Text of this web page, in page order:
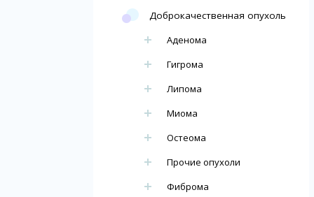
Доброкачественная опухоль
Аденома
Гигрома
Липома
Миома
Остеома
Прочие опухоли
Фиброма